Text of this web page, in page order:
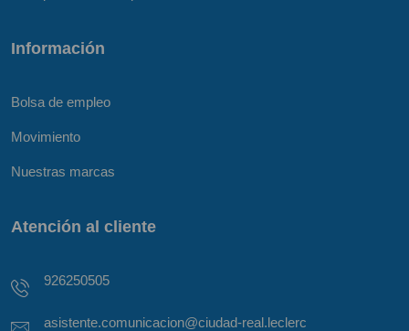
Información
Bolsa de empleo
Movimiento
Nuestras marcas
Atención al cliente
926250505
asistente.comunicacion@ciudad-real.leclerc